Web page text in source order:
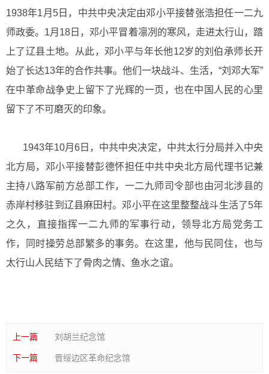
1938年1月5日，中共中央决定由邓小平接替张浩担任一二九
师政委。1月18日，邓小平冒着凛冽的寒风，走进太行山，踏
上了辽县土地。从此，邓小平与年长他12岁的刘伯承师长开
始了长达13年的合作共事。他们一块战斗、生活，“刘邓大军”
在中革命战争史上留下了光辉的一页，也在中国人民的心里
留下了不可磨灭的印象。
1943年10月6日，中共中央决定，中共太行分局并入中央
北方局，邓小平接替彭德怀担任中共中央北方局代理书记兼
主持八路军前方总部工作，一二九师司令部也由河北涉县的
赤岸村移驻到辽县麻田村。邓小平在这里整整战斗生活了5年
之久，直接指挥一二九师的军事行动，领导北方局党务工
作，同时操劳总部繁多的事务。在这里，他与民同住，也与
太行山人民结下了骨肉之情、鱼水之谊。
上一篇 刘胡兰纪念馆
晋绥边区革命纪念馆
下一篇